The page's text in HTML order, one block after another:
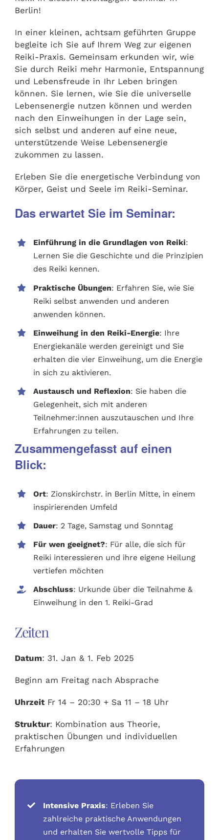
Berlin!
In einer kleinen, achtsam geführten Gruppe
begleite ich Sie auf Ihrem Weg zur eigenen
Reiki-Praxis. Gemeinsam erkunden wir, wie
Sie durch Reiki mehr Harmonie, Entspannung
und Lebensfreude in Ihr Leben bringen
können. Sie lernen, wie Sie die universelle
Lebensenergie nutzen können und werden
nach den Einweihungen in der Lage sein,
sich selbst und anderen auf eine neue,
unterstützende Weise Lebensenergie
zukommen zu lassen.
Erleben Sie die energetische Verbindung von
Körper, Geist und Seele im Reiki-Seminar.
Das erwartet Sie im Seminar:
Einführung in die Grundlagen von Reiki:
Lernen Sie die Geschichte und die Prinzipien
des Reiki kennen.
Praktische Übungen: Erfahren Sie, wie Sie
Reiki selbst anwenden und anderen
anwenden können.
Einweihung in den Reiki-Energie: Ihre
Energiekanäle werden gereinigt und Sie
erhalten die vier Einweihung, um die Energie
in sich zu aktivieren.
Austausch und Reflexion: Sie haben die
Gelegenheit, sich mit anderen
Teilnehmer:innen auszutauschen und Ihre
Erfahrungen zu teilen.
Zusammengefasst auf einen
Blick:
Ort: Zionskirchstr. in Berlin Mitte, in einem
inspirierenden Umfeld
Dauer: 2 Tage, Samstag und Sonntag
Für wen geeignet?: Für alle, die sich für
Reiki interessieren und ihre eigene Heilung
vertiefen möchten
Abschluss: Urkunde über die Teilnahme &
Einweihung in den 1. Reiki-Grad
Zeiten
Datum: 31. Jan & 1. Feb 2025
Beginn am Freitag nach Absprache
UhrzeitFr 14 – 20:30 + Sa 11 – 18 Uhr
Struktur: Kombination aus Theorie,
praktischen Übungen und individuellen
Erfahrungen
Intensive Praxis: Erleben Sie
zahlreiche praktische Anwendungen
und erhalten Sie wertvolle Tipps für